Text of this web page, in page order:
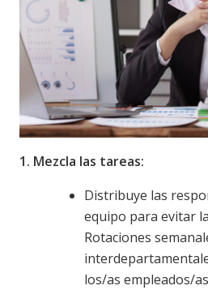
1. Mezcla las tareas:
Distribuye las
equipo para evitar
Rotaciones
los/as empleados/